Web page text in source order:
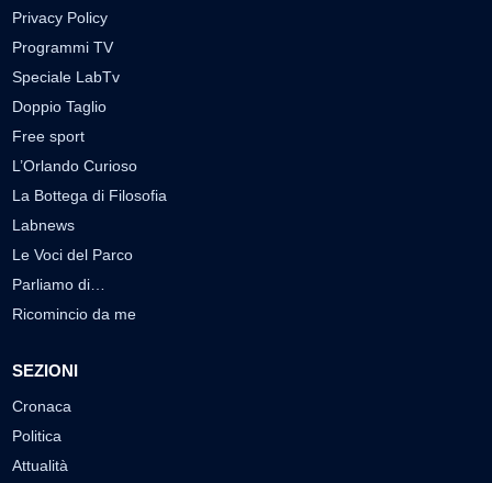
Privacy Policy
Programmi TV
Speciale LabTv
Doppio Taglio
Free sport
L’Orlando Curioso
La Bottega di Filosofia
Labnews
Le Voci del Parco
Parliamo di…
Ricomincio da me
SEZIONI
Cronaca
Politica
Attualità